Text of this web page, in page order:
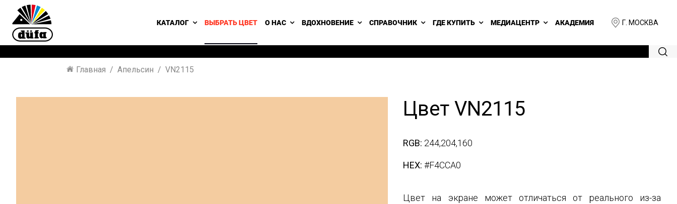
Г. МОСКВА
КАТАЛОГ ВЫБРАТЬ ЦВЕТ О НАС ВДОХНОВЕНИЕ СПРАВОЧНИК ГДЕ КУПИТЬ МЕДИАЦЕНТР АКАДЕМИЯ
Главная Апельсин VN2115
Цвет VN2115
RGB: 244,204,160
HEX: #F4CCA0
Цвет на экране может отличаться от реального из-за